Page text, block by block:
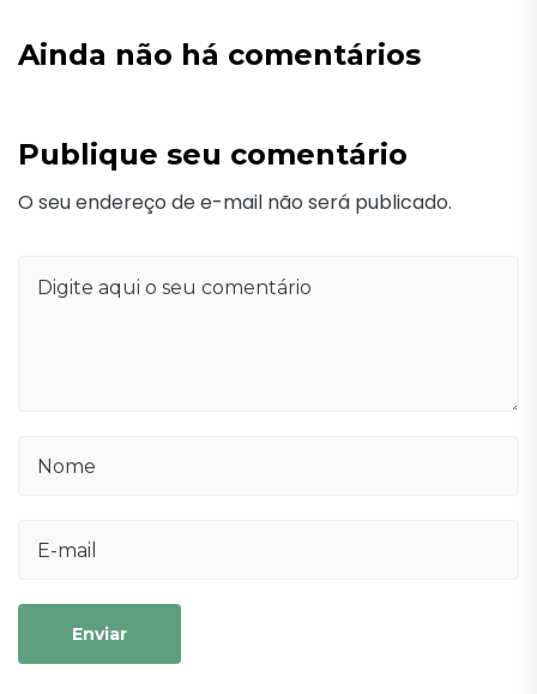
Ainda não há comentários
Publique seu comentário
O seu endereço de e-mail não será publicado.
Enviar